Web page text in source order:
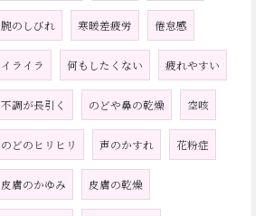
腕のしびれ 寒暖差疲労 倦怠感
イライラ 何もしたくない 疲れやすい
不調が長引く のどや鼻の乾燥 空咳
のどのヒリヒリ 声のかすれ 花粉症
皮膚のかゆみ 皮膚の乾燥